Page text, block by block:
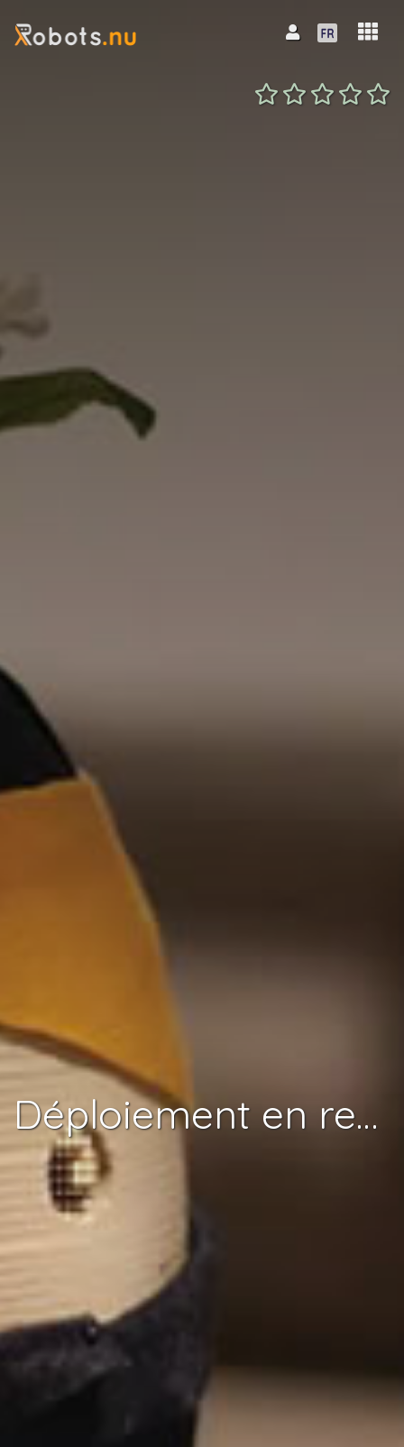
Déploiement en recherche d'un robot social pour les personnes atteintes de démence